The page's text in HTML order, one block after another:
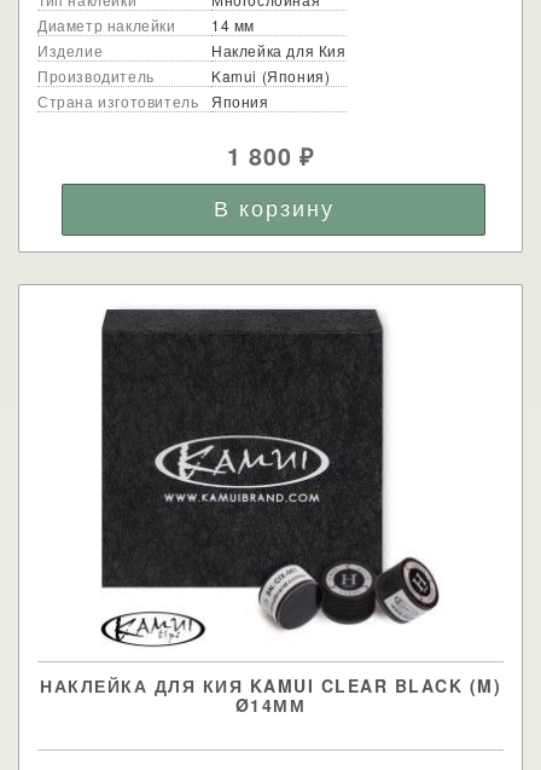
Диаметр наклейки
14 мм
Изделие
Наклейка для Кия
Производитель
Kamui (Япония)
Страна изготовитель
Япония
1 800₽
НАКЛЕЙКА ДЛЯ КИЯ KAMUI CLEAR BLACK (M)
Ø14ММ